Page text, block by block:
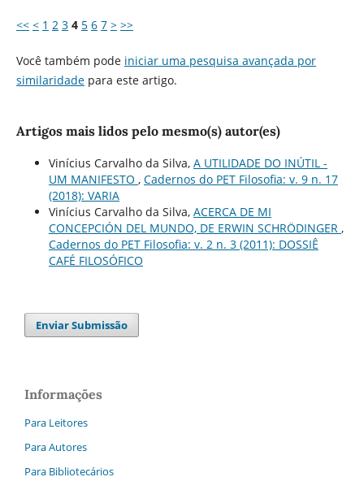
<< < 1 2 3 4 5 6 7 > >>
Você também pode iniciar uma pesquisa avançada por
similaridadepara este artigo.
Artigos mais lidos pelo mesmo(s) autor(es)
Vinícius Carvalho da Silva, A UTILIDADE DO INÚTIL -
UM MANIFESTO , Cadernos do PET Filosofia: v. 9 n. 17
(2018): VARIA
Vinícius Carvalho da Silva, ACERCA DE MI
CONCEPCIÓN DEL MUNDO, DE ERWIN SCHRÖDINGER ,
Cadernos do PET Filosofia: v. 2 n. 3 (2011): DOSSIÊ
CAFÉ FILOSÓFICO
Enviar Submissão
Informações
Para Leitores
Para Autores
Para Bibliotecários